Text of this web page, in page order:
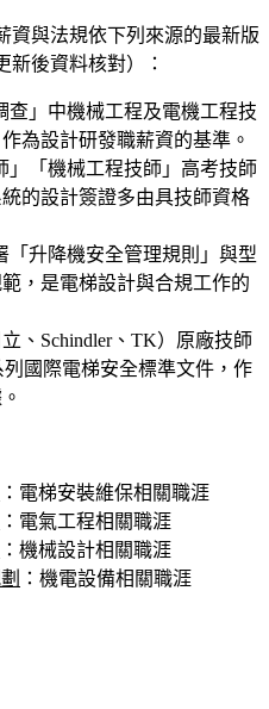
資與法規依下列來源的最新版
新後資料核對）：
查」中機械工程及電機工程技
為設計研發職薪資的基準。
」「 機械工程技師 」高考技師
的設計簽證多由具技師資格
「 升降機安全管理規則 」與型
，是電梯設計與合規工作的
、Schindler、TK）原廠技師
國際電梯安全標準文件，作
：電梯安裝維保相關職涯
：電氣工程相關職涯
：機械設計相關職涯
：機電設備相關職涯